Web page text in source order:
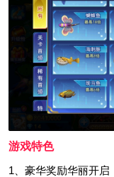
游戏特色
1、豪华奖励华丽开启